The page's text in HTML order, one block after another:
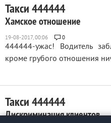
Такси 444444
Хамское отношение
0
444444-ужас! Водитель
кроме грубого отношения
Такси 444444
Дискриминация клиентов